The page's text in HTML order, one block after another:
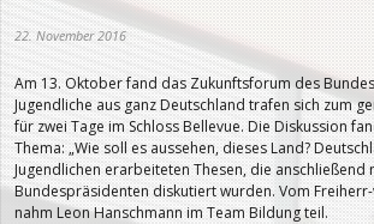
22. November 2016
Am 13. Oktober fand das Zukunftsforum des
Jugendliche aus ganz Deutschland trafen sich zum
für zwei Tage im Schloss Bellevue. Die Diskussion
Thema: „Wie soll es aussehen, dieses Land?
Jugendlichen erarbeiteten Thesen, die anschließend
Bundespräsidenten diskutiert wurden. Vom
nahm Leon Hanschmann im Team Bildung teil.